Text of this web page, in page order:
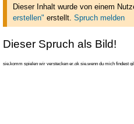
Dieser Inhalt wurde von einem
erstellen" erstellt. Spruch melden
Dieser Spruch als Bild!
sie.komm spielen wir verstecken er.ok sie.wenn du mich findest